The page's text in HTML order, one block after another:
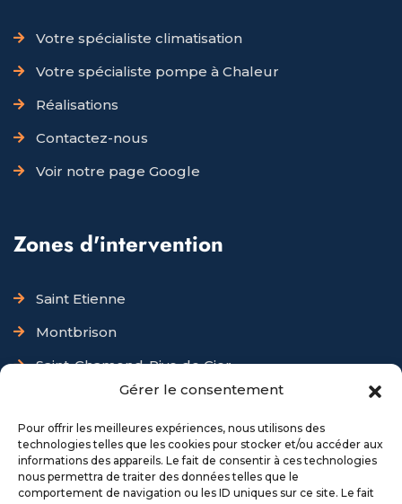
Gérer le consentement
Pour offrir les meilleures expériences, nous utilisons des
technologies telles que les cookies pour stocker et/ou accéder aux
informations des appareils. Le fait de consentir à ces technologies
nous permettra de traiter des données telles que le
comportement de navigation ou les ID uniques sur ce site. Le fait
Votre spécialiste climatisation
Votre spécialiste pompe à Chaleur
Réalisations
Contactez-nous
Voir notre page Google
Zones d'intervention
Saint Etienne
Montbrison
Saint-Chamond-Rive de Gier
Monistrol / Yssingeaux
Horaires d'ouverture